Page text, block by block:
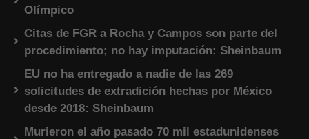
Olímpico
Citas de FGR a Rocha y Campos son parte del
procedimiento; no hay imputación: Sheinbaum
EU no ha entregado a nadie de las 269
solicitudes de extradición hechas por México
desde 2018: Sheinbaum
Murieron el año pasado 70 mil estadunidenses